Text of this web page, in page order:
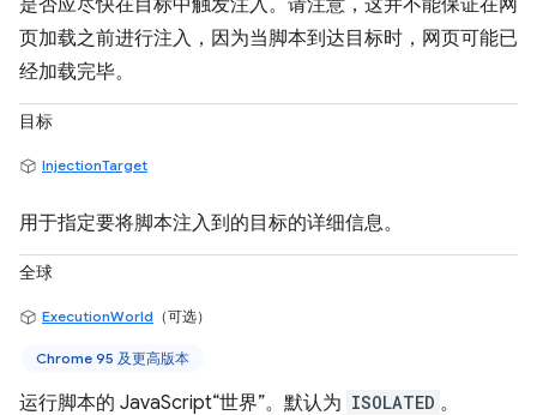
是否应尽快在目标中触发注入。请注意，这并不能保证在网
页加载之前进行注入，因为当脚本到达目标时，网页可能已
经加载完毕。
目标
InjectionTarget
用于指定要将脚本注入到的目标的详细信息。
全球
ExecutionWorld （可选）
Chrome 95 及更高版本
运行脚本的 JavaScript“世界”。默认为 ISOLATED 。